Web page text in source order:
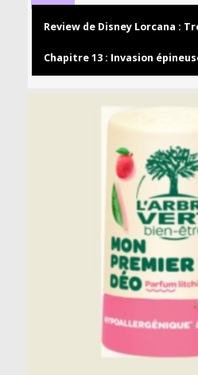
Review de Disney Lorcana :
Chapitre 13 : Invasion